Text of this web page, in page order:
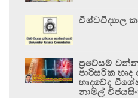
විශ්වවිද්‍යාල
ප්‍රවේසම්
පාරිසරික
හෘදවේද
නාමල්